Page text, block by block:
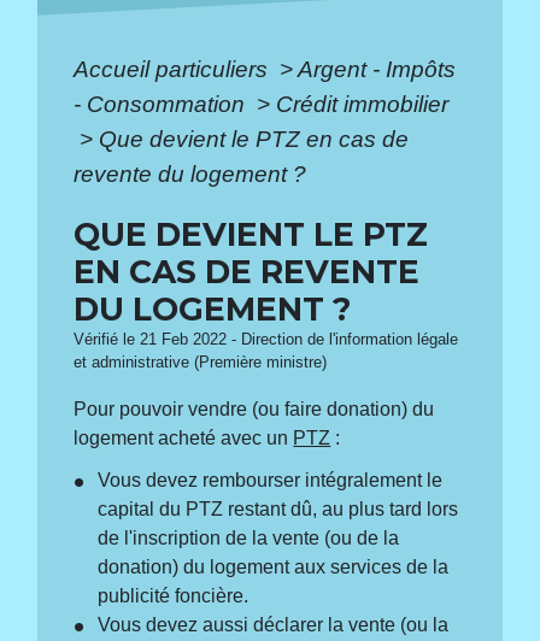
Accueil particuliers >Argent - Impôts
- Consommation > Crédit immobilier
> Que devient le PTZ en cas de
revente du logement ?
QUE DEVIENT LE PTZ
EN CAS DE REVENTE
DU LOGEMENT ?
Vérifié le 21 Feb 2022 - Direction de l'information légale
et administrative (Première ministre)
Pour pouvoir vendre (ou faire donation) du
logement acheté avec un PTZ :
Vous devez rembourser intégralement le
capital du PTZ restant dû, au plus tard lors
de l'inscription de la vente (ou de la
donation) du logement aux services de la
publicité foncière.
Vous devez aussi déclarer la vente (ou la